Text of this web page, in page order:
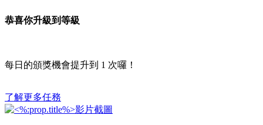
恭喜你升級到等級
每日的頒獎機會提升到 1 次囉！
了解更多任務